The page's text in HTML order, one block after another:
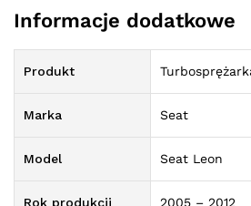
Informacje dodatkowe
Produkt
Marka Seat
Model Seat Leon
Rok produkcji 2005 – 2012